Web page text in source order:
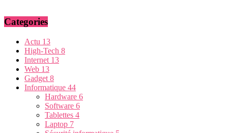
Categories
Actu 13
High-Tech 8
Internet 13
Web 13
Gadget 8
Informatique 44
Hardware 6
Software 6
Tablettes 4
Laptop 7